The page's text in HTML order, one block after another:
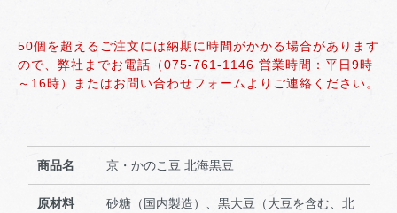
50個を超えるご注文には納期に時間がかかる場合があります
ので、弊社までお電話（075-761-1146 営業時間：平日9時
～16時）またはお問い合わせフォームよりご連絡ください。
商品名 京・かのこ豆 北海黒豆
原材料
砂糖（国内製造）、黒大豆（大豆を含む、北